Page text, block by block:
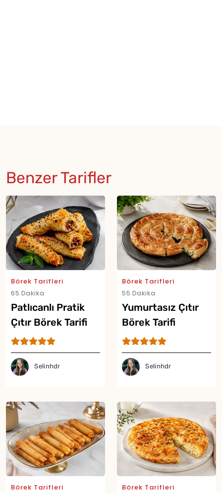
Benzer Tarifler
Börek Tarifleri
65 Dakika
Patlıcanlı Pratik
Çıtır Börek Tarifi
Selinhdr
Börek Tarifleri
55 Dakika
Yumurtasız Çıtır
Börek Tarifi
Selinhdr
Börek Tarifleri
Börek Tarifleri